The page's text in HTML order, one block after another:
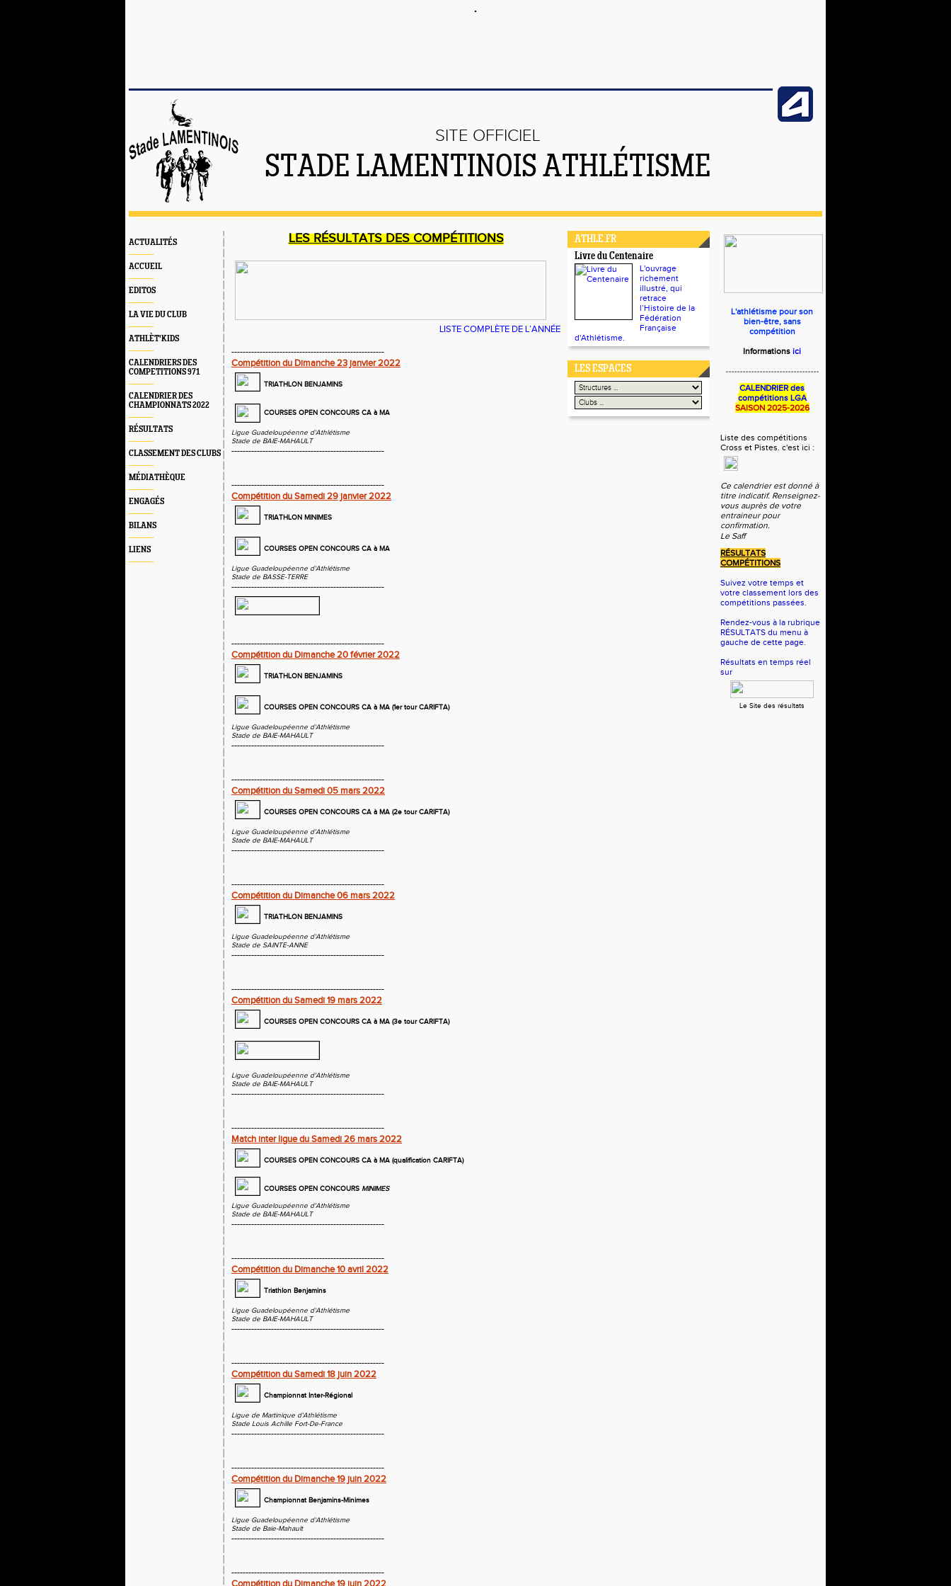
SITE OFFICIEL
STADE LAMENTINOIS ATHLÉTISME
ACTUALITÉS
ACCUEIL
EDITOS
LA VIE DU CLUB
ATHLÈT'KIDS
CALENDRIERS DES
COMPETITIONS 971
CALENDRIER DES
CHAMPIONNATS 2022
RÉSULTATS
CLASSEMENT DES CLUBS
MÉDIATHÈQUE
ENGAGÉS
BILANS
LIENS
LES RÉSULTATS DES COMPÉTITIONS
LISTE COMPLÈTE DE L’ANNÉE
------------------------------------------------------
Compétition du Dimanche 23 janvier 2022
TRIATHLON BENJAMINS
COURSES OPEN CONCOURS CA à MA
Ligue Guadeloupéenne d'Athlétisme
Stade de BAIE-MAHAULT
------------------------------------------------------
------------------------------------------------------
Compétition du Samedi 29 janvier 2022
TRIATHLON MINIMES
COURSES OPEN CONCOURS CA à MA
Ligue Guadeloupéenne d'Athlétisme
Stade de BASSE-TERRE
------------------------------------------------------
------------------------------------------------------
Compétition du Dimanche 20 février 2022
TRIATHLON BENJAMINS
COURSES OPEN CONCOURS CA à MA (1er tour CARIFTA)
Ligue Guadeloupéenne d'Athlétisme
Stade de BAIE-MAHAULT
------------------------------------------------------
------------------------------------------------------
Compétition du Samedi 05 mars 2022
COURSES OPEN CONCOURS CA à MA (2e tour CARIFTA)
Ligue Guadeloupéenne d'Athlétisme
Stade de BAIE-MAHAULT
------------------------------------------------------
------------------------------------------------------
Compétition du Dimanche 06 mars 2022
TRIATHLON BENJAMINS
Ligue Guadeloupéenne d'Athlétisme
Stade de SAINTE-ANNE
------------------------------------------------------
------------------------------------------------------
Compétition du Samedi 19 mars 2022
COURSES OPEN CONCOURS CA à MA (3e tour CARIFTA)
Ligue Guadeloupéenne d'Athlétisme
Stade de BAIE-MAHAULT
------------------------------------------------------
------------------------------------------------------
Match inter ligue du Samedi 26 mars 2022
COURSES OPEN CONCOURS CA à MA (qualification CARIFTA)
COURSES OPEN CONCOURS MINIMES
Ligue Guadeloupéenne d'Athlétisme
Stade de BAIE-MAHAULT
------------------------------------------------------
------------------------------------------------------
Compétition du Dimanche 10 avril 2022
Triathlon Benjamins
Ligue Guadeloupéenne d'Athlétisme
Stade de BAIE-MAHAULT
------------------------------------------------------
------------------------------------------------------
Compétition du Samedi 18 juin 2022
Championnat Inter-Régional
Ligue de Martinique d'Athlétisme
Stade Louis Achille Fort-De-France
------------------------------------------------------
------------------------------------------------------
Compétition du Dimanche 19 juin 2022
Championnat Benjamins-Minimes
Ligue Guadeloupéenne d'Athlétisme
Stade de Baie-Mahault
------------------------------------------------------
------------------------------------------------------
ATHLE.FR
Livre du Centenaire
L'ouvrage
richement
illustré, qui
retrace
l’Histoire de la
Fédération
Française
d'Athlétisme.
LES ESPACES
L'athlétisme pour son
bien-être, sans
compétition
Informations ici
---------------------------------
CALENDRIER des
compétitions LGA
SAISON 2025-2026
Liste des compétitions
Cross et Pistes. c'est ici :
Ce calendrier est donné à
titre indicatif. Renseignez-
vous auprès de votre
entraineur pour
confirmation.
Le Saff
RÉSULTATS
COMPÉTITIONS
Suivez votre temps et
votre classement lors des
compétitions passées.
Rendez-vous à la rubrique
RÉSULTATS du menu à
gauche de cette page.
Résultats en temps réel
sur
Le Site des résultats